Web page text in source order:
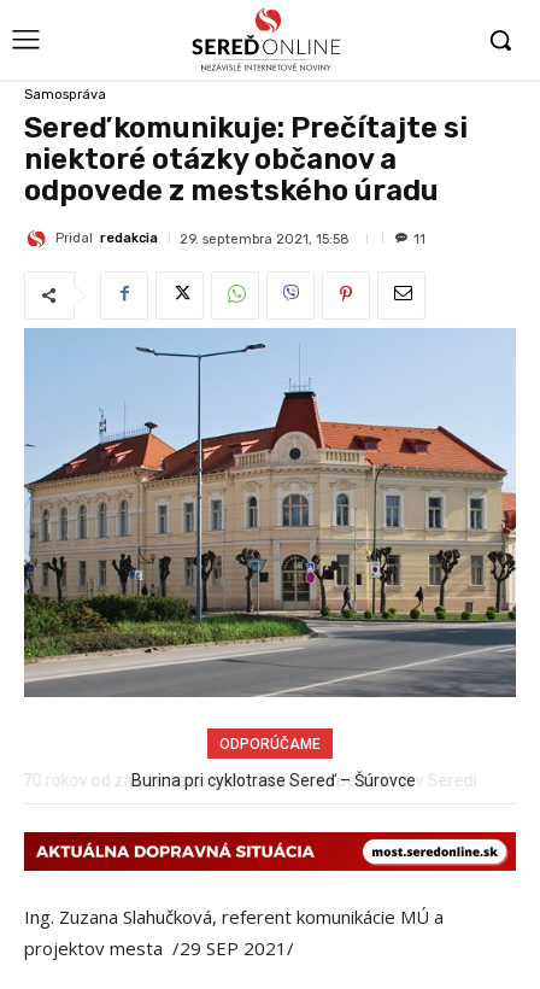
Samospráva
Sereď komunikuje: Prečítajte si
niektoré otázky občanov a
odpovede z mestského úradu
Pridal redakcia 29. septembra 2021, 15:58 11
ODPORÚČAME
Burina pri cyklotrase Sereď – Šúrovce
Ing. Zuzana Slahučková, referent komunikácie MÚ a
projektov mesta /29 SEP 2021/